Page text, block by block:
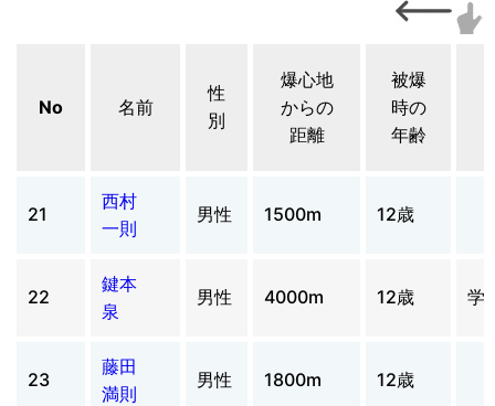
No 名前
性
別
爆心地
からの
距離
被爆
時の
年齢
21
西村
一則
男性 1500m 12歳
22
鍵本
泉
男性 4000m 12歳 学
23
藤田
満則
男性 1800m 12歳